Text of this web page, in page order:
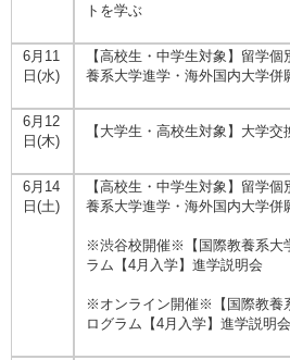
トを学ぶ
6月11
日(水)
【高校生・中学生対象】留学
養系大学進学・海外国内大学併
6月12
日(木)
【大学生・高校生対象】大学
6月14
日(土)
【高校生・中学生対象】留学
養系大学進学・海外国内大学併
※渋谷校開催※【国際教養系大
ラム【4月入学】進学説明会
※オンライン開催※【国際教養
ログラム【4月入学】進学説明会